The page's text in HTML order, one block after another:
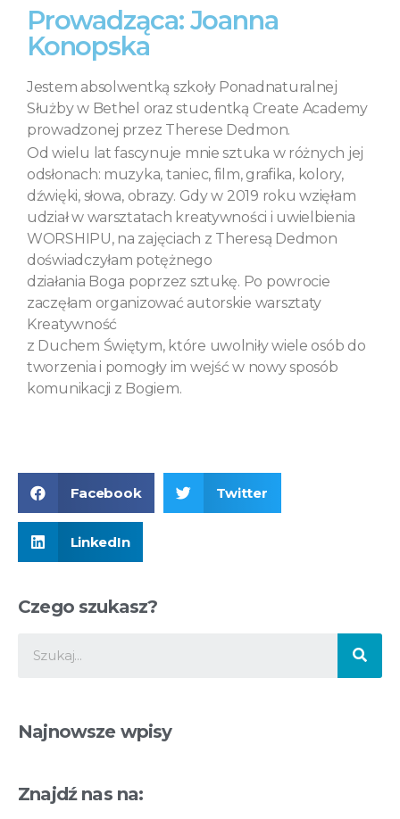
Prowadząca: Joanna
Konopska
Jestem absolwentką szkoły Ponadnaturalnej
Służby w Bethel oraz studentką Create Academy
prowadzonej przez Therese Dedmon.
Od wielu lat fascynuje mnie sztuka w różnych jej
odsłonach: muzyka, taniec, film, grafika, kolory,
dźwięki, słowa, obrazy. Gdy w 2019 roku wzięłam
udział w warsztatach kreatywności i uwielbienia
WORSHIPU, na zajęciach z Theresą Dedmon
doświadczyłam potężnego
działania Boga poprzez sztukę. Po powrocie
zaczęłam organizować autorskie warsztaty
Kreatywność
z Duchem Świętym, które uwolniły wiele osób do
tworzenia i pomogły im wejść w nowy sposób
komunikacji z Bogiem.
Facebook Twitter
LinkedIn
Czego szukasz?
Najnowsze wpisy
Znajdź nas na: